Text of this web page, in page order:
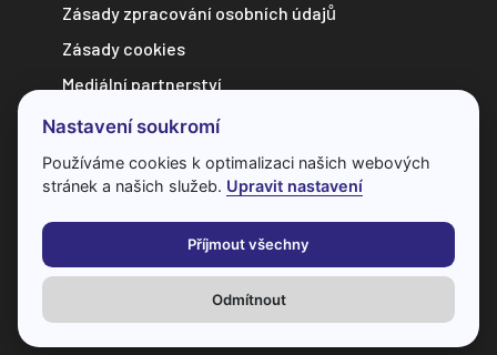
Zásady zpracování osobních údajů
Zásady cookies
Mediální partnerství
Zpravodajství do e-mailu
Kontakt
předchozí dohody s provozovatelem ho nelze jakkoliv
Nastavení soukromí
Používáme cookies k optimalizaci našich webových
stránek a našich služeb. Upravit nastavení
Příjmout všechny
Odmítnout